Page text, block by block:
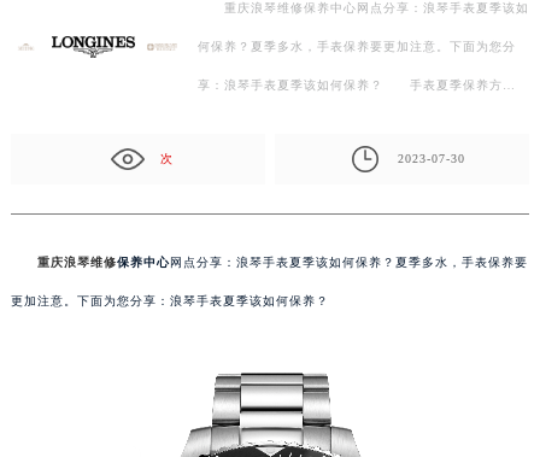
重庆浪琴维修保养中心网点分享：浪琴手表夏季该如
何保养？夏季多水，手表保养要更加注意。下面为您分
享：浪琴手表夏季该如何保养？ 手表夏季保养方
次 2023-07-30
重庆浪琴维修保养中心网点分享：浪琴手表夏季该如何保养？夏季多水，手表保养要
更加注意。下面为您分享：浪琴手表夏季该如何保养？